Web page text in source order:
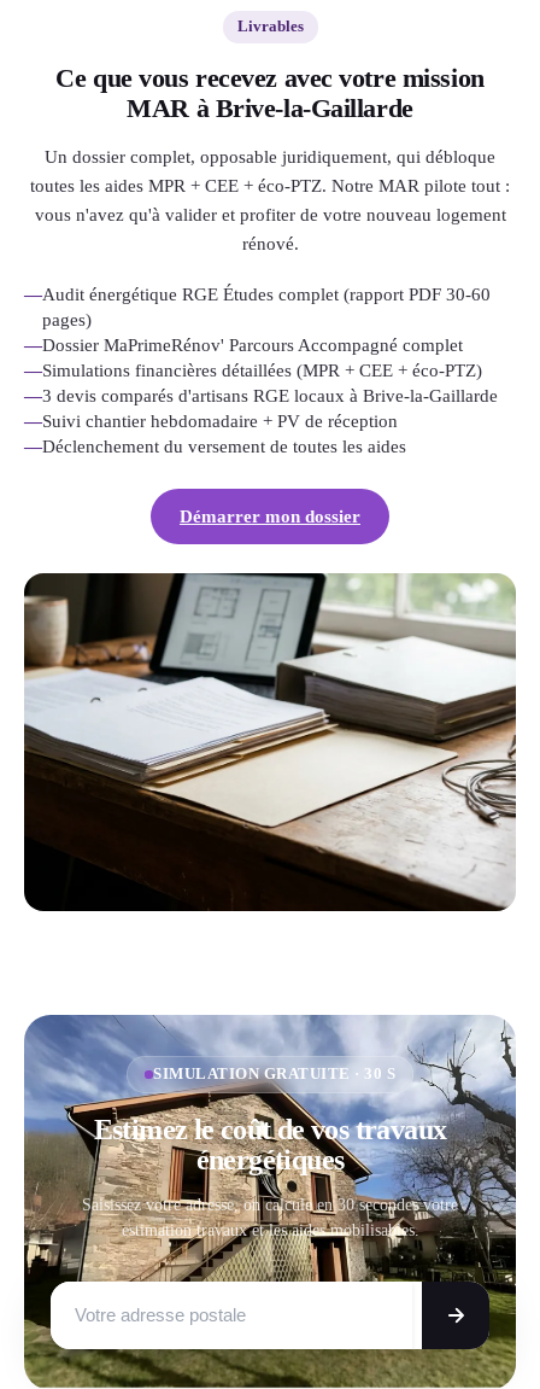
Livrables
Ce que vous recevez avec votre mission
MAR à Brive-la-Gaillarde
Un dossier complet, opposable juridiquement, qui débloque
toutes les aides MPR + CEE + éco-PTZ. Notre MAR pilote tout :
vous n'avez qu'à valider et profiter de votre nouveau logement
rénové.
—Audit énergétique RGE Études complet (rapport PDF 30-60
pages)
—Dossier MaPrimeRénov' Parcours Accompagné complet
—Simulations financières détaillées (MPR + CEE + éco-PTZ)
—3 devis comparés d'artisans RGE locaux à Brive-la-Gaillarde
—Suivi chantier hebdomadaire + PV de réception
—Déclenchement du versement de toutes les aides
Démarrer mon dossier
SIMULATION GRATUITE · 30 S
Estimez le coût de vos travaux
énergétiques
Saisissez votre adresse, on calcule en 30 secondes votre
estimation travaux et les aides mobilisables.